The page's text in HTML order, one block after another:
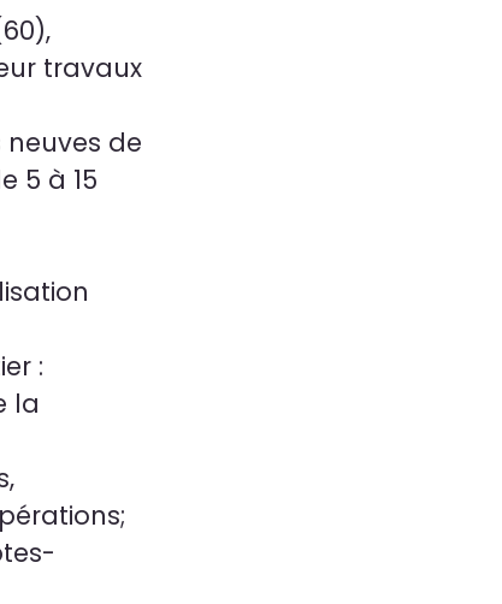
travaux
neuves de
5 à 15
:
la